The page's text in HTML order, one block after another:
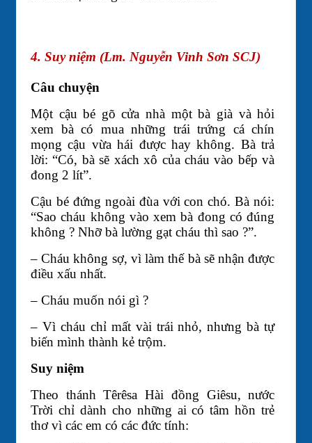
4. Suy niệm (Lm. Nguyễn Vinh Sơn SCJ)
Câu chuyện
Một cậu bé gõ cửa nhà một bà già và hỏi
xem bà có mua những trái trứng cá chín
mọng cậu vừa hái được hay không. Bà trả
lời: “Có, bà sẽ xách xô của cháu vào bếp và
đong 2 lít”.
Cậu bé đứng ngoài đùa với con chó. Bà nói:
“Sao cháu không vào xem bà đong có đúng
không ? Nhỡ bà lường gạt cháu thì sao ?”.
– Cháu không sợ, vì làm thế bà sẽ nhận được
điều xấu nhất.
– Cháu muốn nói gì ?
– Vì cháu chỉ mất vài trái nhỏ, nhưng bà tự
biến mình thành kẻ trộm.
Suy niệm
Theo thánh Têrêsa Hài đồng Giêsu, nước
Trời chỉ dành cho những ai có tâm hồn trẻ
thơ vì các em có các đức tính: